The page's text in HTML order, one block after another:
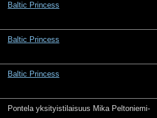
Baltic Princess
Baltic Princess
Baltic Princess
Pontela yksityistilaisuus Mika Peltoniemi-